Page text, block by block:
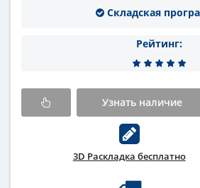
Складская
Рейтинг:
Узнать наличие
3D Раскладка бесплатно